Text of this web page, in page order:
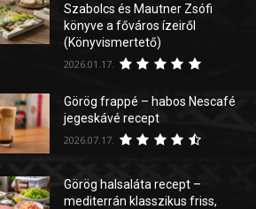
Szabolcs és Mautner Zsófi
könyve a főváros ízeiről
(Könyvismertető)
2026.01.17.
Görög frappé – habos Nescafé
jegeskávé recept
2026.07.17.
Görög halsaláta recept –
mediterrán klasszikus friss,